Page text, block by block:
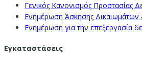
Γενικός Κανονισμός Προστασίας
Ενημέρωση Άσκησης
Ενημέρωση για την επεξεργασία
Εγκαταστάσεις